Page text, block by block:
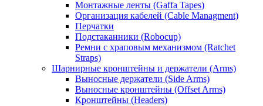
Монтажные ленты (Gaffa Tapes)
Организация кабелей (Cable Managment)
Перчатки
Подстаканники (Robocup)
Ремни с храповым механизмом (Ratchet
Straps)
Шарнирные кронштейны и держатели (Arms)
Выносные держатели (Side Arms)
Выносные кронштейны (Offset Arms)
Кронштейны (Headers)